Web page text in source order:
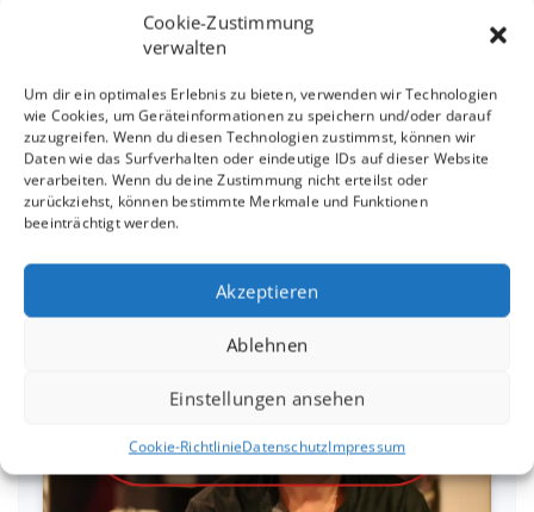
Cookie-Zustimmung
verwalten
Um dir ein optimales Erlebnis zu bieten, verwenden wir Technologien
wie Cookies, um Geräteinformationen zu speichern und/oder darauf
zuzugreifen. Wenn du diesen Technologien zustimmst, können wir
Daten wie das Surfverhalten oder eindeutige IDs auf dieser Website
verarbeiten. Wenn du deine Zustimmung nicht erteilst oder
zurückziehst, können bestimmte Merkmale und Funktionen
beeinträchtigt werden.
Akzeptieren
Ablehnen
Einstellungen ansehen
Cookie-RichtlinieDatenschutzImpressum
akzeptieren und diesen Inhalt zu
aktivieren
Klicke hier, um Marketing-Cookies zu
aktivieren